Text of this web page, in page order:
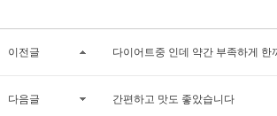
이전글 다이어트중 인데 약간 부족하게 한
다음글 간편하고 맛도 좋았습니다